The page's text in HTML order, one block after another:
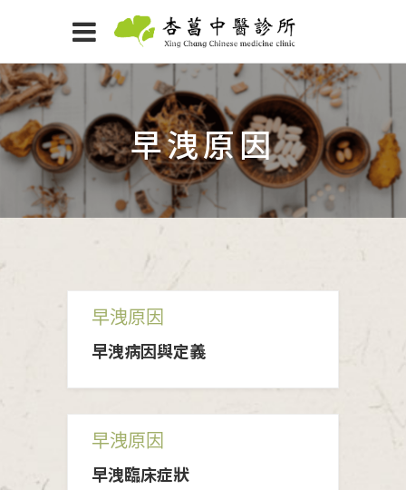
早洩原因
早洩原因
早洩病因與定義
早洩原因
早洩臨床症狀